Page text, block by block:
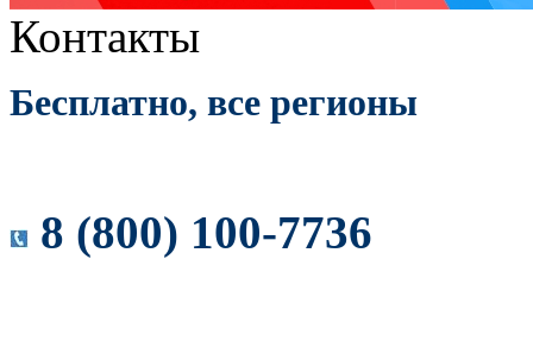
Контакты
Бесплатно, все регионы
8 (800) 100-7736